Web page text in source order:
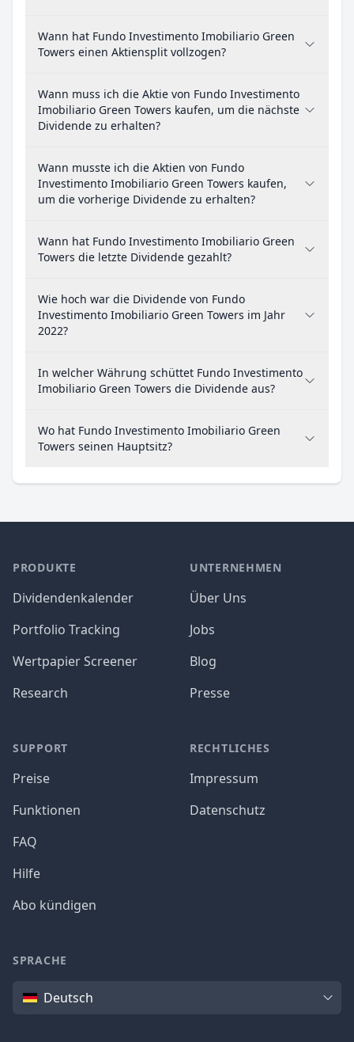
Wann hat Fundo Investimento Imobiliario Green
Towers einen Aktiensplit vollzogen?
Wann muss ich die Aktie von Fundo Investimento
Imobiliario Green Towers kaufen, um die nächste
Dividende zu erhalten?
Wann musste ich die Aktien von Fundo
Investimento Imobiliario Green Towers kaufen,
um die vorherige Dividende zu erhalten?
Wann hat Fundo Investimento Imobiliario Green
Towers die letzte Dividende gezahlt?
Wie hoch war die Dividende von Fundo
Investimento Imobiliario Green Towers im Jahr
2022?
In welcher Währung schüttet Fundo Investimento
Imobiliario Green Towers die Dividende aus?
Wo hat Fundo Investimento Imobiliario Green
Towers seinen Hauptsitz?
PRODUKTE
Dividendenkalender
Portfolio Tracking
Wertpapier Screener
Research
SUPPORT
Preise
Funktionen
FAQ
Hilfe
Abo kündigen
UNTERNEHMEN
Über Uns
Jobs
Blog
Presse
RECHTLICHES
Impressum
Datenschutz
SPRACHE
SpracheDeutsch